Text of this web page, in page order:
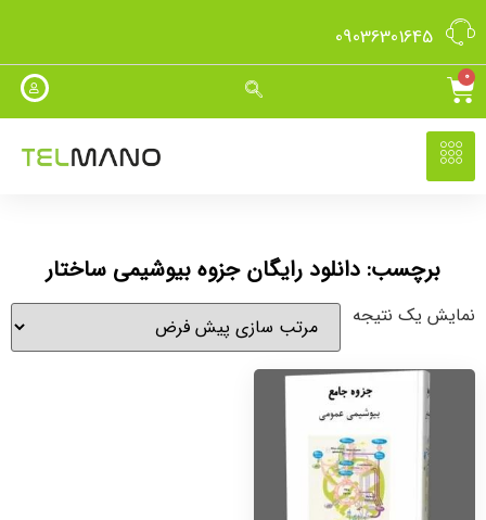
09036301645
0
برچسب: دانلود رایگان جزوه بیوشیمی ساختار
نمایش یک نتیجه